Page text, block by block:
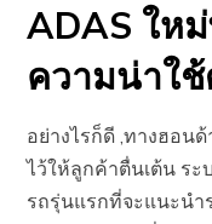
ADAS ให
ความน่าใ
อย่างไรก็ดี ,​ทางฮอน
ไว้ให้ลูกค้าตื่นเต้น ระ
รถรุ่นแรกที่จะแนะนำ